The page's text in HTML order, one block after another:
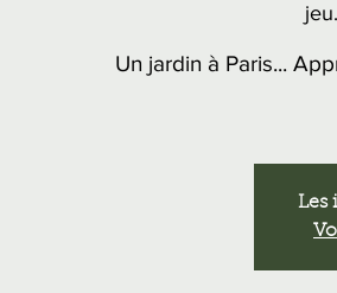
Un jardin à Paris...
Les